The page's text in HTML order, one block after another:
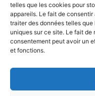
telles que les cookies pour
appareils. Le fait de
traiter des données telles
uniques sur ce site. Le fait de
consentement peut avoir un
et fonctions.
Contact